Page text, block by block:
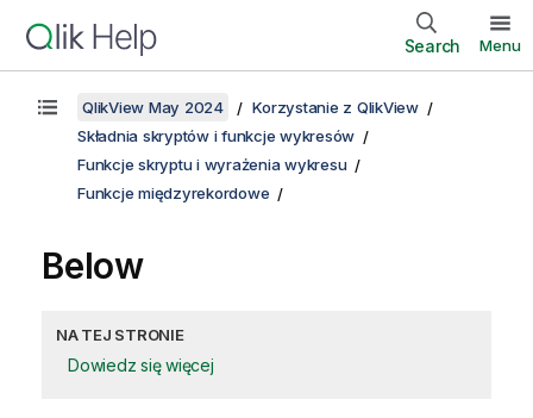
Search Menu
QlikView May 2024
Korzystanie z QlikView
Składnia skryptów i funkcje wykresów
Funkcje skryptu i wyrażenia wykresu
Funkcje międzyrekordowe
Below
NA TEJ STRONIE
Dowiedz się więcej